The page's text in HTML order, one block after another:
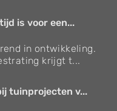
is voor een...
in ontwikkeling.
krijgt t...
tuinprojecten v...